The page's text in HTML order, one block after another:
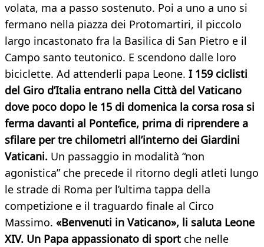
volata, ma a passo sostenuto. Poi a uno a uno si
fermano nella piazza dei Protomartiri, il piccolo
largo incastonato fra la Basilica di San Pietro e il
Campo santo teutonico. E scendono dalle loro
biciclette. Ad attenderli papa Leone. I 159 ciclisti
del Giro d’Italia entrano nella Città del Vaticano
dove poco dopo le 15 di domenica la corsa rosa si
ferma davanti al Pontefice, prima di riprendere a
sfilare per tre chilometri all’interno dei Giardini
Vaticani. Un passaggio in modalità “non
agonistica” che precede il ritorno degli atleti lungo
le strade di Roma per l’ultima tappa della
competizione e il traguardo finale al Circo
Massimo. «Benvenuti in Vaticano», li saluta Leone
XIV. Un Papa appassionato di sport che nelle